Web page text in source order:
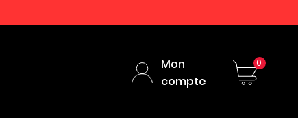
Mon
compte
0